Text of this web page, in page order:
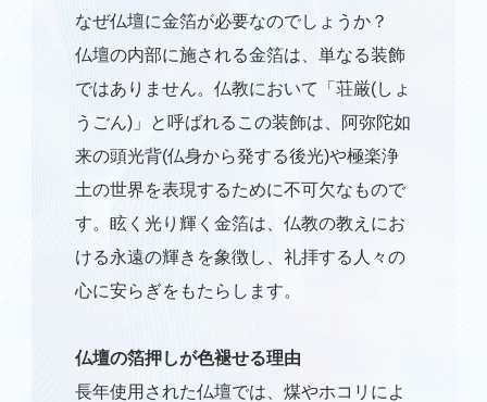
なぜ仏壇に金箔が必要なのでしょうか？
仏壇の内部に施される金箔は、単なる装飾
ではありません。仏教において「荘厳(しょ
うごん)」と呼ばれるこの装飾は、阿弥陀如
来の頭光背(仏身から発する後光)や極楽浄
土の世界を表現するために不可欠なもので
す。眩く光り輝く金箔は、仏教の教えにお
ける永遠の輝きを象徴し、礼拝する人々の
心に安らぎをもたらします。
仏壇の箔押しが色褪せる理由
長年使用された仏壇では、煤やホコリによ